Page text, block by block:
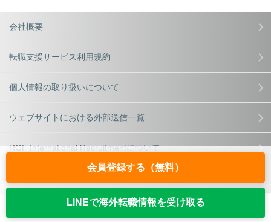
会員登録する（無料）
LINEで海外転職情報を受け取る
会社概要
転職支援サービス利用規約
個人情報の取り扱いについて
ウェブサイトにおける外部送信一覧
RGF International Recruitmentについて
©RGF HR Agent All Rights Reserved